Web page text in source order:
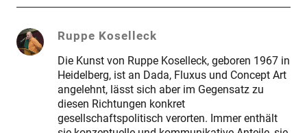
Ruppe Koselleck
Die Kunst von Ruppe Koselleck, geboren 1967 in
Heidelberg, ist an Dada, Fluxus und Concept Art
angelehnt, lässt sich aber im Gegensatz zu
diesen Richtungen konkret
gesellschaftspolitisch verorten. Immer enthält